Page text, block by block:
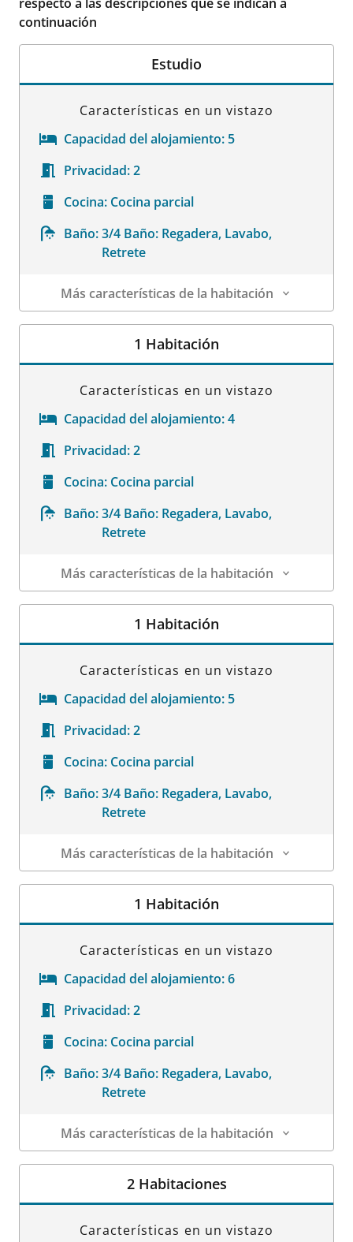
continuación
Estudio
Características en un vistazo
Capacidad del alojamiento: 5
Privacidad:2
Cocina: Cocina parcial
Baño: 3/4 Baño: Regadera, Lavabo,
Retrete
Más características de la habitación
Datos de la habitación
1 Habitación
Características en un vistazo
Capacidad del alojamiento:4
Privacidad:2
Cocina: Cocina parcial
Baño: 3/4 Baño: Regadera, Lavabo,
Retrete
Más características de la habitación
Datos de la habitación
1 Habitación
Características en un vistazo
Capacidad del alojamiento: 5
Privacidad:2
Cocina: Cocina parcial
Baño: 3/4 Baño: Regadera, Lavabo,
Retrete
Más características de la habitación
Datos de la habitación
1 Habitación
Características en un vistazo
Capacidad del alojamiento:6
Privacidad:2
Cocina: Cocina parcial
Baño: 3/4 Baño: Regadera, Lavabo,
Retrete
Más características de la habitación
Datos de la habitación
2 Habitaciones
Características en un vistazo